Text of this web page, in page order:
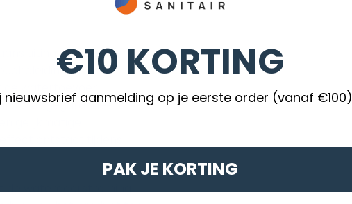
wat betekent
Deze
watertoevoer
wordt gegarandeerd.
gelijkmatige
ontstaat tijdens
de waterdoorstroming
€10 KORTING
nieuwsbrief aanmelding op je eerste order (vanaf €100)
PAK JE KORTING